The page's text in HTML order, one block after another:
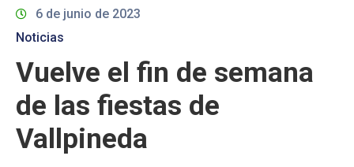
6 de junio de 2023
Noticias
Vuelve el fin de semana
de las fiestas de
Vallpineda